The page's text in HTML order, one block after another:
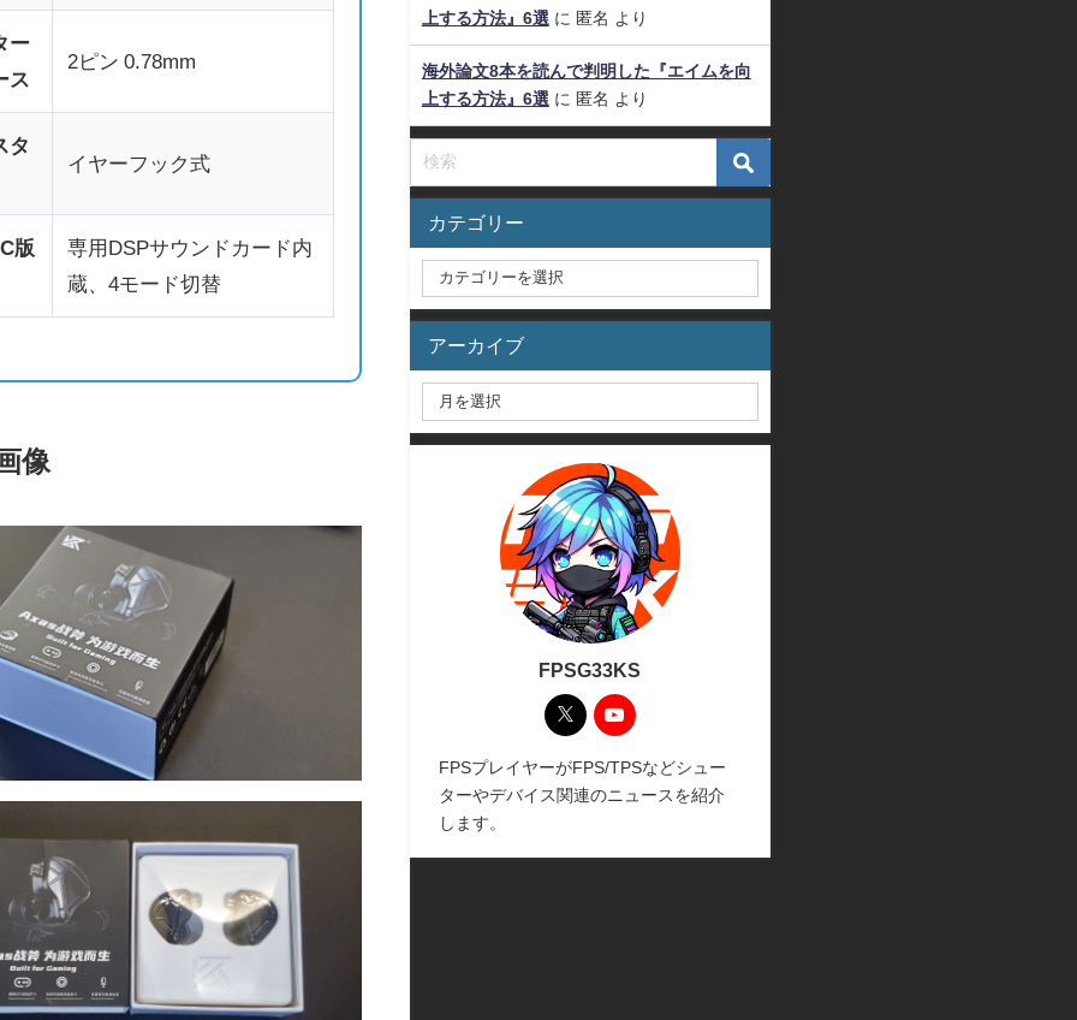
ー
ス
2ピン 0.78mm
タ
イヤーフック式
版
専用DSPサウンドカード内
蔵、4モード切替
像
上する方法』6選に 匿名 より
海外論文8本を読んで判明した『エイムを向
上する方法』6選に 匿名 より
カテゴリー
アーカイブ
FPSG33KS
FPSプレイヤーがFPS/TPSなどシュー
ターやデバイス関連のニュースを紹介
します。